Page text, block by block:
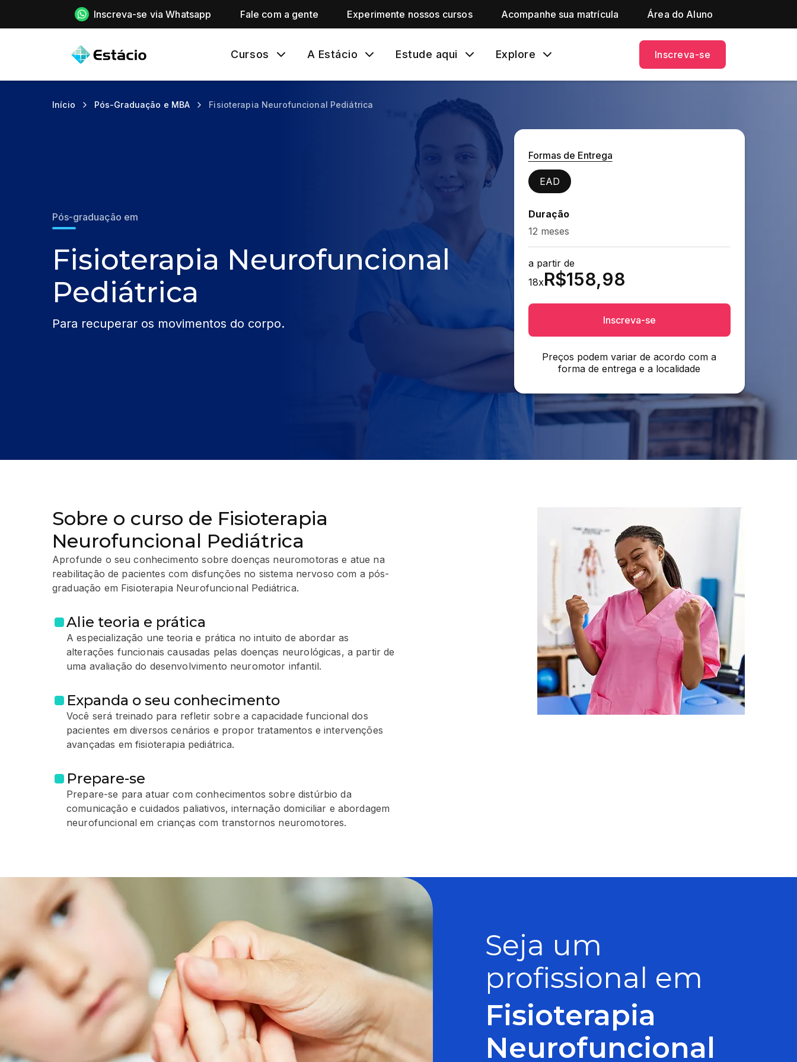
Inscreva-se via Whatsapp Fale com a gente Experimente nossos cursos Acompanhe sua matrícula Área do Aluno
Cursos A Estácio Estude aqui Explore Inscreva-se
Início Pós-Graduação e MBA Fisioterapia Neurofuncional Pediátrica
Pós-graduação em
Fisioterapia Neurofuncional
Pediátrica
Para recuperar os movimentos do corpo.
Formas de Entrega
EAD
Duração
12 meses
a partir de
18xR$158,98
Inscreva-se
Preços podem variar de acordo com a
forma de entrega e a localidade
Sobre o curso de Fisioterapia
Neurofuncional Pediátrica
Aprofunde o seu conhecimento sobre doenças neuromotoras e atue na
reabilitação de pacientes com disfunções no sistema nervoso com a pós-
graduação em Fisioterapia Neurofuncional Pediátrica.
Alie teoria e prática
A especialização une teoria e prática no intuito de abordar as
alterações funcionais causadas pelas doenças neurológicas, a partir de
uma avaliação do desenvolvimento neuromotor infantil.
Expanda o seu conhecimento
Você será treinado para refletir sobre a capacidade funcional dos
pacientes em diversos cenários e propor tratamentos e intervenções
avançadas em fisioterapia pediátrica.
Prepare-se
Prepare-se para atuar com conhecimentos sobre distúrbio da
comunicação e cuidados paliativos, internação domiciliar e abordagem
neurofuncional em crianças com transtornos neuromotores.
Seja um
profissional em
Fisioterapia
Neurofuncional